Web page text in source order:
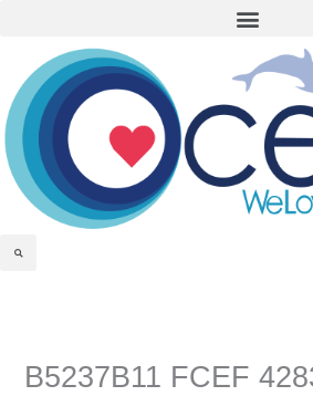
content
Menu
Search
B5237B11 FCEF